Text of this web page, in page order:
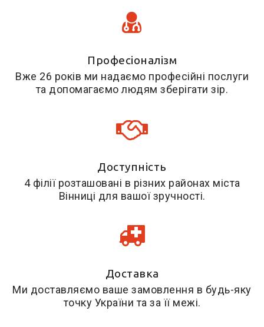
Професіоналізм
Вже 26 років ми надаємо професійні послуги
та допомагаємо людям зберігати зір.
Доступність
4 філії розташовані в різних районах міста
Вінниці для вашої зручності.
Доставка
Ми доставляємо ваше замовлення в будь-яку
точку України та за її межі.